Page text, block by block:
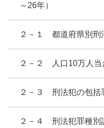
～26年）
２－１ 都道府県別刑
２－２ 人口10万人当
２－３ 刑法犯の包括
２－４ 刑法犯罪種別